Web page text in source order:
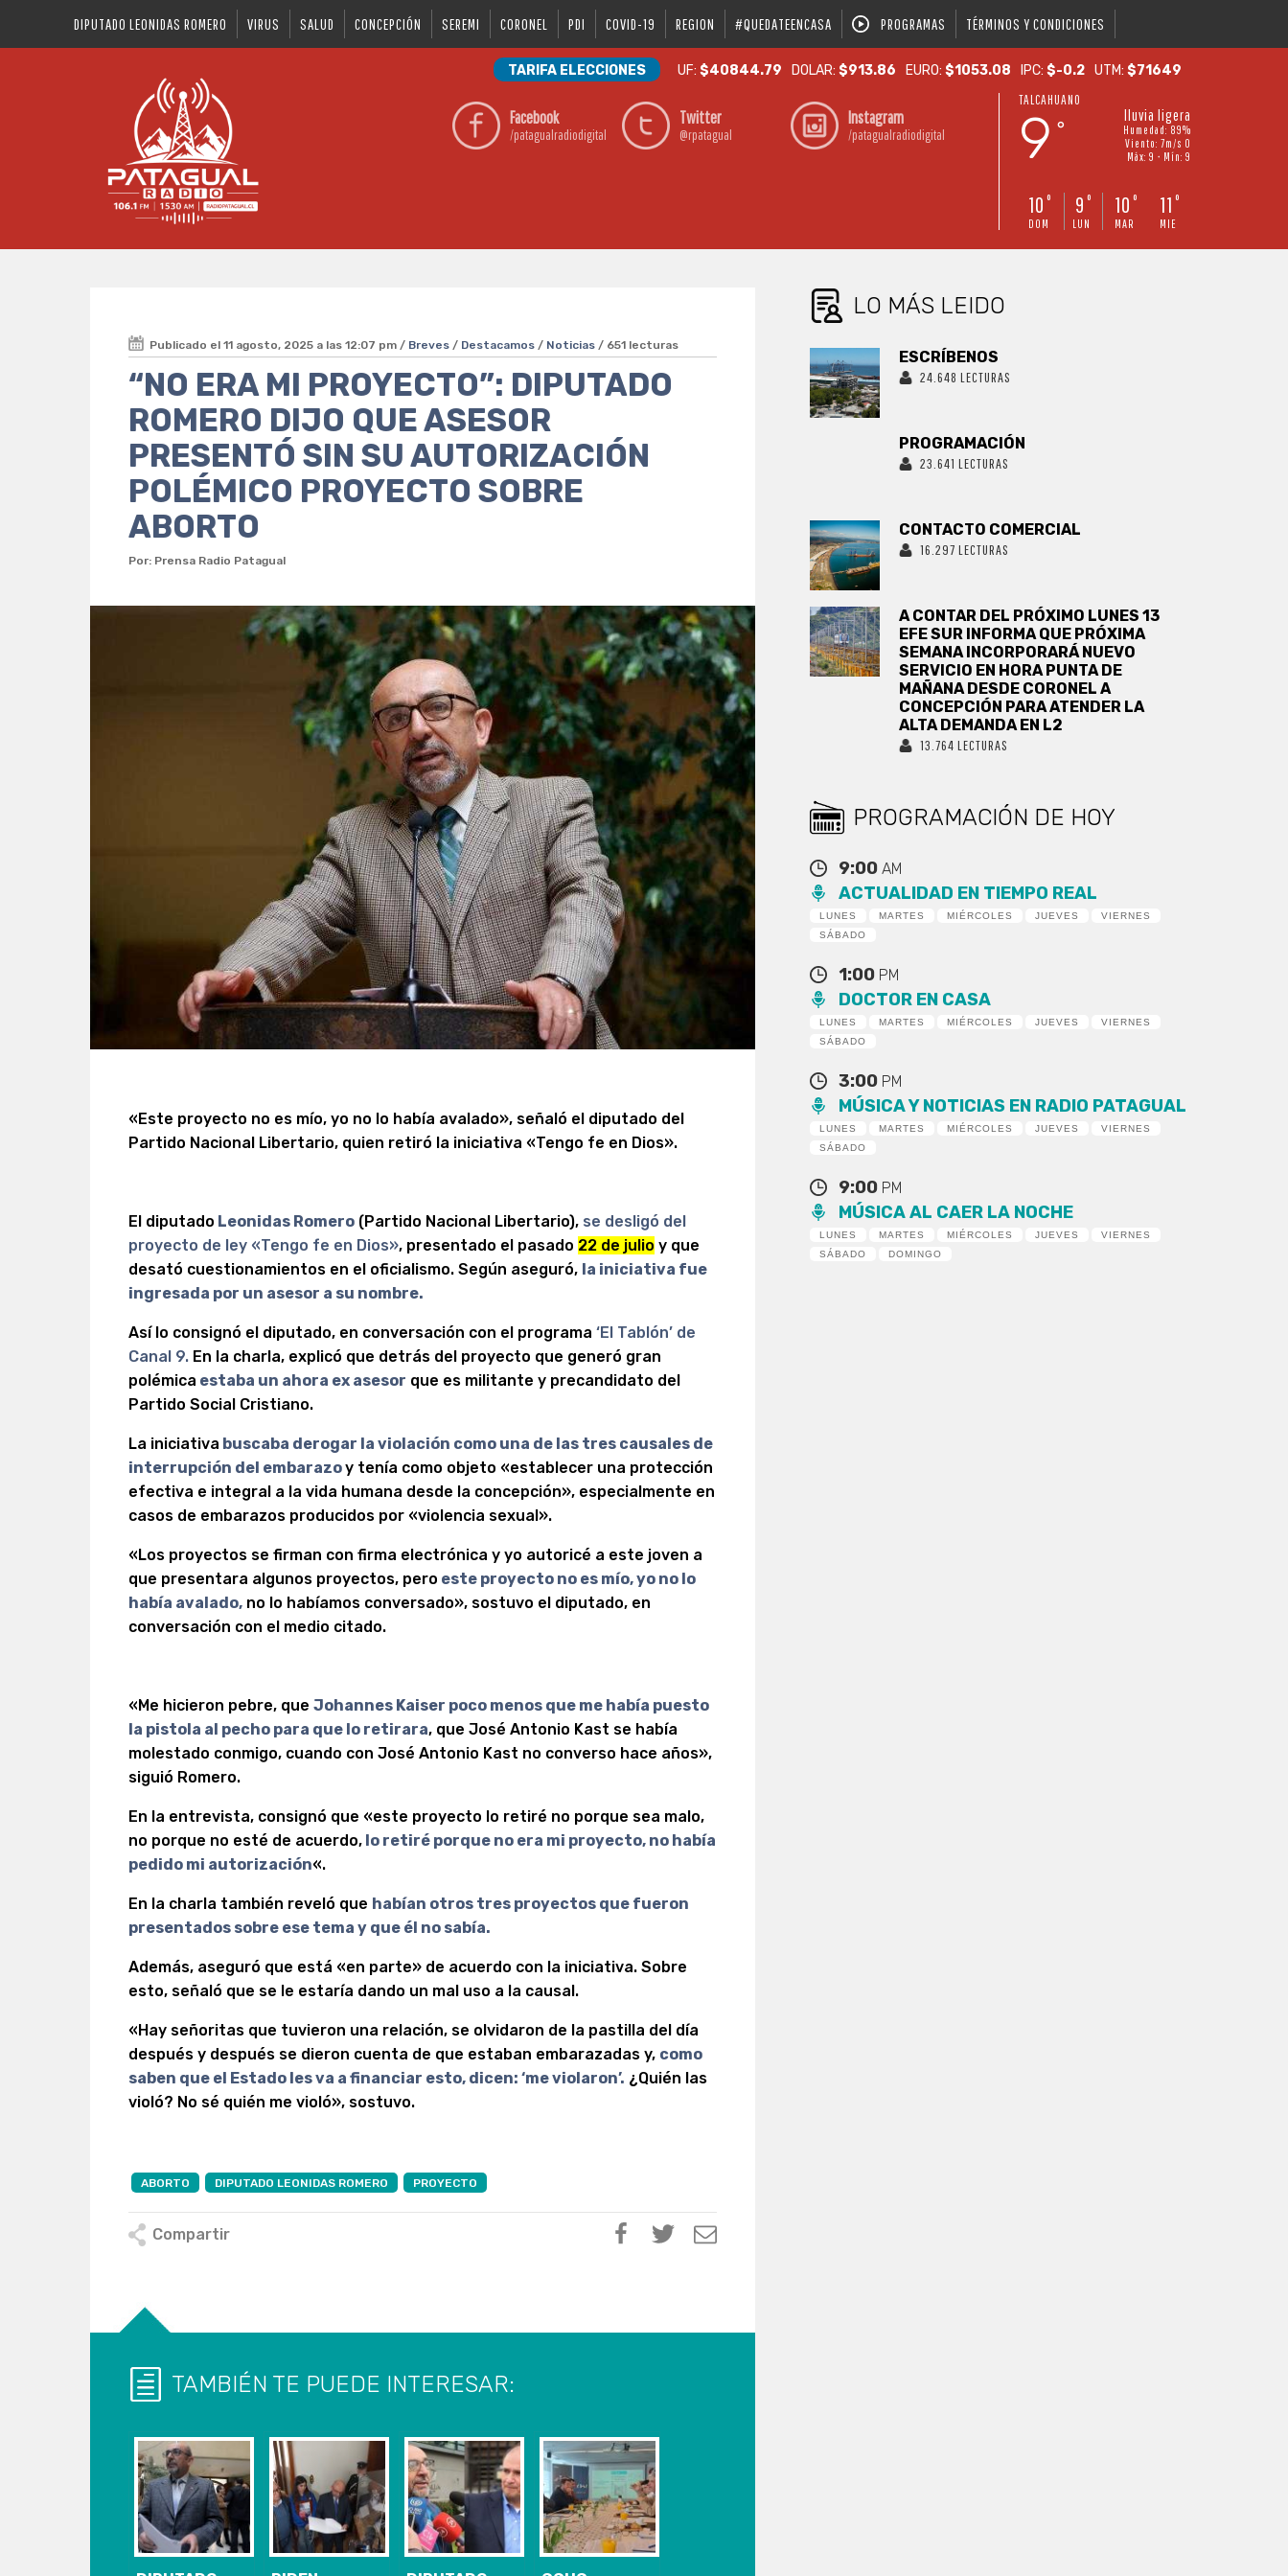
DIPUTADO LEONIDAS ROMERO VIRUS SALUD CONCEPCIÓN SEREMI CORONEL PDI COVID-19 REGION #QUEDATEENCASA PROGRAMAS TÉRMINOS Y CONDICIONES
TARIFA ELECCIONES UF:$40844.79 DOLAR:$913.86 EURO:$1053.08 IPC:$-0.2 UTM:$71649
Facebook
/patagualradiodigital
Twitter
@rpatagual
Instagram
/patagualradiodigital
TALCAHUANO
9 °
lluvia ligera
Humedad: 89%
Viento: 7m/s O
Máx: 9 • Mín: 9
10 °
DOM
9 °
LUN
10 °
MAR
11 °
MIE
Publicado el 11 agosto, 2025 a las 12:07 pm / Breves / Destacamos / Noticias / 651 lecturas
“NO ERA MI PROYECTO”: DIPUTADO
ROMERO DIJO QUE ASESOR
PRESENTÓ SIN SU AUTORIZACIÓN
POLÉMICO PROYECTO SOBRE
ABORTO
Por: Prensa Radio Patagual
«Este proyecto no es mío, yo no lo había avalado», señaló el diputado del
Partido Nacional Libertario, quien retiró la iniciativa «Tengo fe en Dios».
El diputado Leonidas Romero (Partido Nacional Libertario), se desligó del
proyecto de ley «Tengo fe en Dios», presentado el pasado 22 de julio y que
desató cuestionamientos en el oficialismo. Según aseguró, la iniciativa fue
ingresada por un asesor a su nombre.
Así lo consignó el diputado, en conversación con el programa ‘El Tablón’ de
Canal 9. En la charla, explicó que detrás del proyecto que generó gran
polémica estaba un ahora ex asesor que es militante y precandidato del
Partido Social Cristiano.
La iniciativa buscaba derogar la violación como una de las tres causales de
interrupción del embarazoy tenía como objeto «establecer una protección
efectiva e integral a la vida humana desde la concepción», especialmente en
casos de embarazos producidos por «violencia sexual».
«Los proyectos se firman con firma electrónica y yo autoricé a este joven a
que presentara algunos proyectos, pero este proyecto no es mío, yo no lo
había avalado, no lo habíamos conversado», sostuvo el diputado, en
conversación con el medio citado.
«Me hicieron pebre, queJohannes Kaiser poco menos que me había puesto
la pistola al pecho para que lo retirara, que José Antonio Kast se había
molestado conmigo, cuando con José Antonio Kast no converso hace años»,
siguió Romero.
En la entrevista, consignó que «este proyecto lo retiré no porque sea malo,
no porque no esté de acuerdo, lo retiré porque no era mi proyecto, no había
pedido mi autorización«.
En la charla también reveló que habían otros tres proyectos que fueron
presentados sobre ese tema y que él no sabía.
Además, aseguró que está «en parte» de acuerdo con la iniciativa. Sobre
esto, señaló que se le estaría dando un mal uso a la causal.
«Hay señoritas que tuvieron una relación, se olvidaron de la pastilla del día
después y después se dieron cuenta de que estaban embarazadas y, como
saben que el Estado les va a financiar esto, dicen: ‘me violaron’. ¿Quién las
violó? No sé quién me violó», sostuvo.
ABORTO DIPUTADO LEONIDAS ROMERO PROYECTO
Compartir
TAMBIÉN TE PUEDE INTERESAR:
LO MÁS LEIDO
ESCRÍBENOS
24.648 LECTURAS
PROGRAMACIÓN
23.641 LECTURAS
CONTACTO COMERCIAL
16.297 LECTURAS
A CONTAR DEL PRÓXIMO LUNES 13
EFE SUR INFORMA QUE PRÓXIMA
SEMANA INCORPORARÁ NUEVO
SERVICIO EN HORA PUNTA DE
MAÑANA DESDE CORONEL A
CONCEPCIÓN PARA ATENDER LA
ALTA DEMANDA EN L2
13.764 LECTURAS
PROGRAMACIÓN DE HOY
9:00AM
ACTUALIDAD EN TIEMPO REAL
LUNES MARTES MIÉRCOLES JUEVES
VIERNES
SÁBADO
1:00 PM
DOCTOR EN CASA
LUNES MARTES MIÉRCOLES JUEVES
VIERNES
SÁBADO
3:00 PM
MÚSICA Y NOTICIAS EN RADIO PATAGUAL
LUNES MARTES MIÉRCOLES JUEVES
VIERNES
SÁBADO
9:00 PM
MÚSICA AL CAER LA NOCHE
LUNES MARTES MIÉRCOLES JUEVES
VIERNES
SÁBADO
DOMINGO